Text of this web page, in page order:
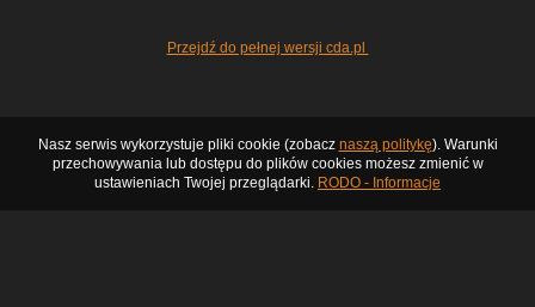
Przejdź do pełnej wersji cda.pl
Nasz serwis wykorzystuje pliki cookie (zobacz naszą politykę). Warunki
przechowywania lub dostępu do plików cookies możesz zmienić w
ustawieniach Twojej przeglądarki. RODO - Informacje